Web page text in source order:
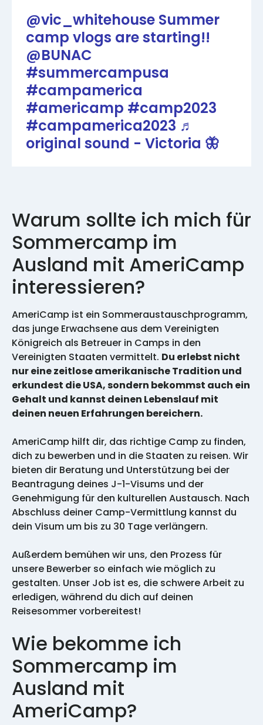
@vic_whitehouse Summer
camp vlogs are starting!!
@BUNAC
#summercampusa
#campamerica
#americamp #camp2023
#campamerica2023 ♬
original sound - Victoria 🦋
Warum sollte ich mich für
Sommercamp im
Ausland mit AmeriCamp
interessieren?
AmeriCamp ist ein Sommeraustauschprogramm,
das junge Erwachsene aus dem Vereinigten
Königreich als Betreuer in Camps in den
Vereinigten Staaten vermittelt. Du erlebst nicht
nur eine zeitlose amerikanische Tradition und
erkundest die USA, sondern bekommst auch ein
Gehalt und kannst deinen Lebenslauf mit
deinen neuen Erfahrungen bereichern.
AmeriCamp hilft dir, das richtige Camp zu finden,
dich zu bewerben und in die Staaten zu reisen. Wir
bieten dir Beratung und Unterstützung bei der
Beantragung deines J-1-Visums und der
Genehmigung für den kulturellen Austausch. Nach
Abschluss deiner Camp-Vermittlung kannst du
dein Visum um bis zu 30 Tage verlängern.
Außerdem bemühen wir uns, den Prozess für
unsere Bewerber so einfach wie möglich zu
gestalten. Unser Job ist es, die schwere Arbeit zu
erledigen, während du dich auf deinen
Reisesommer vorbereitest!
Wie bekomme ich
Sommercamp im
Ausland mit
AmeriCamp?